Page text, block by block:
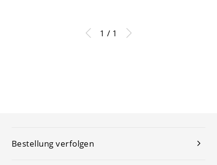
1 / 1
Bestellung verfolgen